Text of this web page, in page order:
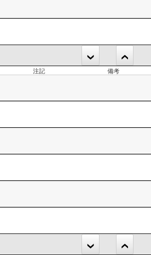
注記 備考